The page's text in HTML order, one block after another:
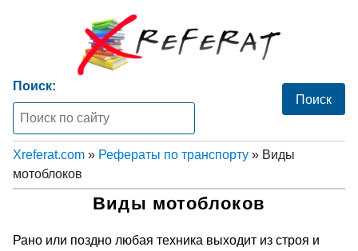
Поиск:
Xreferat.com » Рефераты по транспорту » Виды
мотоблоков
Виды мотоблоков
Рано или поздно любая техника выходит из строя и